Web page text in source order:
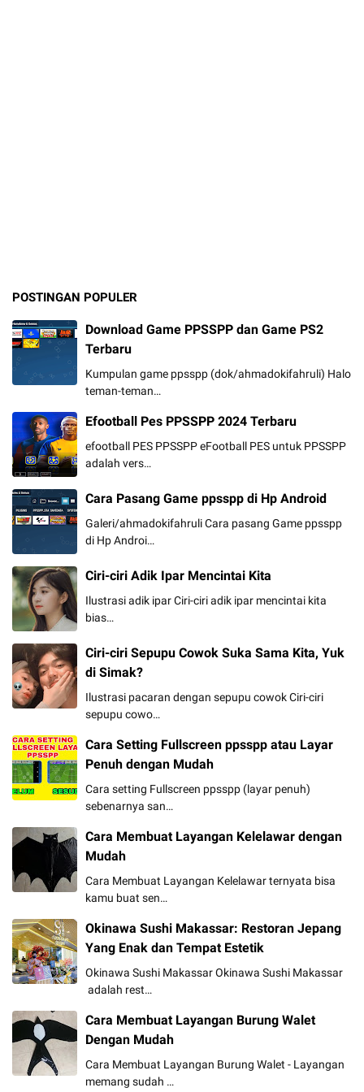
POSTINGAN POPULER
Download Game PPSSPP dan Game PS2
Terbaru
Kumpulan game ppsspp (dok/ahmadokifahruli) Halo
teman-teman…
Efootball Pes PPSSPP 2024 Terbaru
efootball PES PPSSPP eFootball PES untuk PPSSPP
adalah vers…
Cara Pasang Game ppsspp di Hp Android
Galeri/ahmadokifahruli Cara pasang Game ppsspp
di Hp Androi…
Ciri-ciri Adik Ipar Mencintai Kita
Ilustrasi adik ipar Ciri-ciri adik ipar mencintai kita
bias…
Ciri-ciri Sepupu Cowok Suka Sama Kita, Yuk
di Simak?
Ilustrasi pacaran dengan sepupu cowok Ciri-ciri
sepupu cowo…
Cara Setting Fullscreen ppsspp atau Layar
Penuh dengan Mudah
Cara setting Fullscreen ppsspp (layar penuh)
sebenarnya san…
Cara Membuat Layangan Kelelawar dengan
Mudah
Cara Membuat Layangan Kelelawar ternyata bisa
kamu buat sen…
Okinawa Sushi Makassar: Restoran Jepang
Yang Enak dan Tempat Estetik
Okinawa Sushi Makassar Okinawa Sushi Makassar
adalah rest…
Cara Membuat Layangan Burung Walet
Dengan Mudah
Cara Membuat Layangan Burung Walet - Layangan
memang sudah …